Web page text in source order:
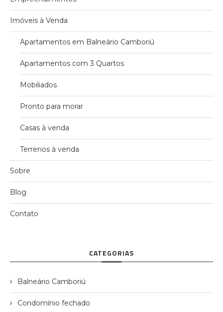
Imóveis à Venda
Apartamentos em Balneário Camboriú
Apartamentos com 3 Quartos
Mobiliados
Pronto para morar
Casas à venda
Terrenos à venda
Sobre
Blog
Contato
CATEGORIAS
Balneário Camboriú
Condomínio fechado